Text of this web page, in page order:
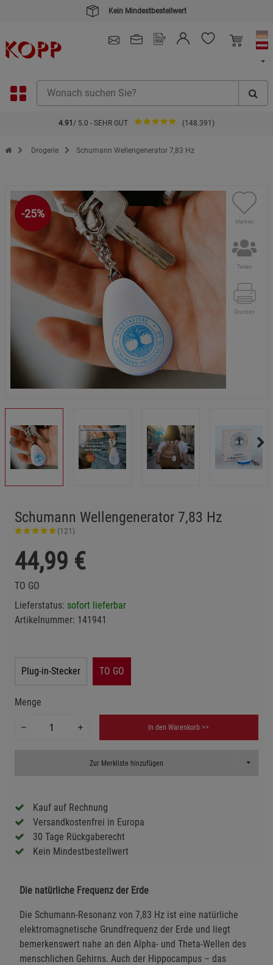
4.91 / 5.0 - SEHR GUT (148.391)
Zur Startseite des Kopp Verlag Online-Shop
Drogerie Schumann Wellengenerator 7,83 Hz
-25%
Merken
Teilen
Drucken
Schumann Wellengenerator 7,83 Hz
(121)
44,99 €
TO GO
Lieferstatus: sofort lieferbar
Artikelnummer: 141941
Plug-in-Stecker TO GO
Menge
In den Warenkorb >>
Zur Merkliste hinzufügen Toggle
Kauf auf Rechnung
Versandkostenfrei in Europa
30 Tage Rückgaberecht
Kein Mindestbestellwert
Die natürliche Frequenz der Erde
Die Schumann-Resonanz von 7,83 Hz ist eine natürliche
elektromagnetische Grundfrequenz der Erde und liegt
bemerkenswert nahe an den Alpha- und Theta-Wellen des
menschlichen Gehirns. Auch der Hippocampus – das